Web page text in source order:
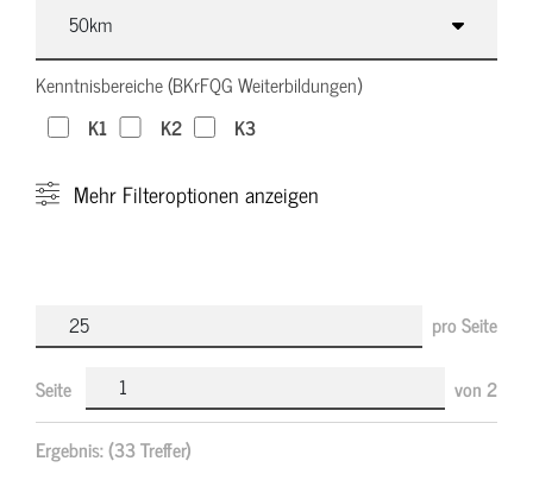
Kenntnisbereiche (BKrFQG Weiterbildungen)
K1
K2 K3
Mehr Filteroptionen anzeigen
pro Seite
Seite von2
Ergebnis:(33 Treffer)